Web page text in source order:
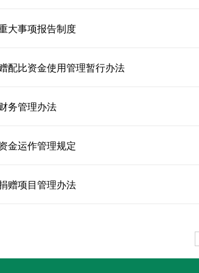
大事项报告制度
配比资金使用管理暂行办法
务管理办法
金运作管理规定
赠项目管理办法